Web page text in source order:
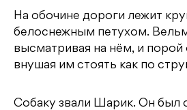
На обочине дороги лежит
белоснежным петухом.
высматривая на нём, и порой
внушая им стоять как по
Собаку звали Шарик. Он был